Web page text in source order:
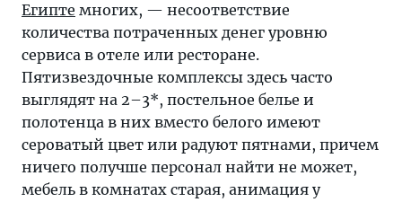
Египте многих, — несоответствие
количества потраченных денег уровню
сервиса в отеле или ресторане.
Пятизвездочные комплексы здесь часто
выглядят на 2–3*, постельное белье и
полотенца в них вместо белого имеют
сероватый цвет или радуют пятнами, причем
ничего получше персонал найти не может,
мебель в комнатах старая, анимация у